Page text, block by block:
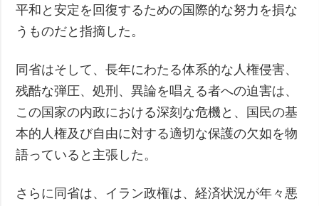
平和と安定を回復するための国際的な努力を損な
うものだと指摘した。
同省はそして、長年にわたる体系的な人権侵害、
残酷な弾圧、処刑、異論を唱える者への迫害は、
この国家の内政における深刻な危機と、国民の基
本的人権及び自由に対する適切な保護の欠如を物
語っていると主張した。
さらに同省は、イラン政権は、経済状況が年々悪